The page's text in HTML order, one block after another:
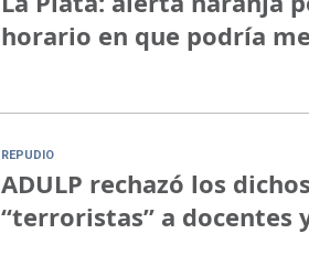
horario en que podría
REPUDIO
ADULP rechazó los
“terroristas” a docentes